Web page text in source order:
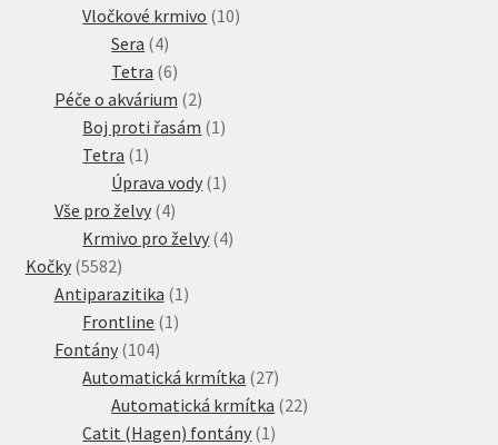
Vločkové krmivo 1010
Sera 44
produkty
Tetra 66
produktů
Péče o akvárium 22
produkty
Boj proti řasám 1 1
Tetra 1 1
produkt
Úprava vody 1 1
Vše pro želvy 44
produkty
Krmivo pro želvy 44
Kočky 55825582
produktů
Antiparazitika 1 1
Frontline 1 1
Fontány 104104
produktů
Automatická krmítka 2727
produktů
Automatická krmítka 2222
Catit (Hagen) fontány 1 1